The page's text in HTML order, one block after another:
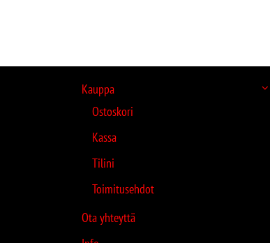
Kauppa
Ostoskori
Kassa
Tilini
Toimitusehdot
Ota yhteyttä